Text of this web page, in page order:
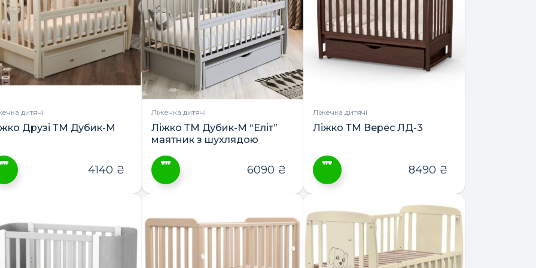
Параметри
можна
вибрати
на
сторінці
товару
Параметри
можна
вибрати
на
сторінці
дитячі
Друзі ТМ Дубик-М
4140 ₴
Ліжечка дитячі
Ліжко ТМ Дубик-М “Еліт”
маятник з шухлядою
має
кілька
Параметри
6090 ₴
Ліжечка дитячі
Ліжко ТМ Верес ЛД-3
має
варіантів.
Параметри
8490 ₴